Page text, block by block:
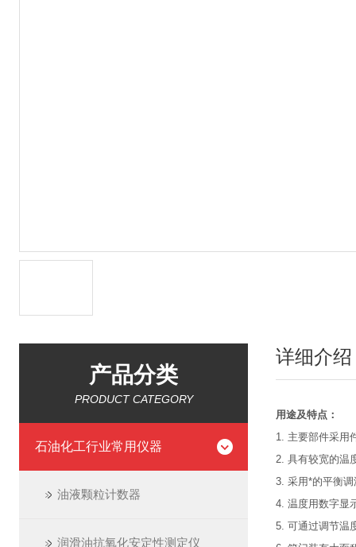
产品分类
PRODUCT CATEGORY
石油化工行业常用仪器
油液颗粒计数器
润滑油抗氧化安定性测定仪
详细介绍
用途及特点：
1. 主要部件采用
2. 具有较宽的温
3. 采用*的平衡
4. 温度用数字显
5. 可通过调节温